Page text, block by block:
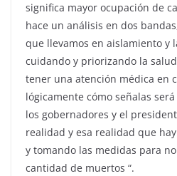
significa mayor ocupación de
hace un análisis en dos
que llevamos en aislamiento y
cuidando y priorizando la
tener una atención médica en
lógicamente cómo señalas
los gobernadores y el
realidad y esa realidad que
y tomando las medidas para
cantidad de muertos “.